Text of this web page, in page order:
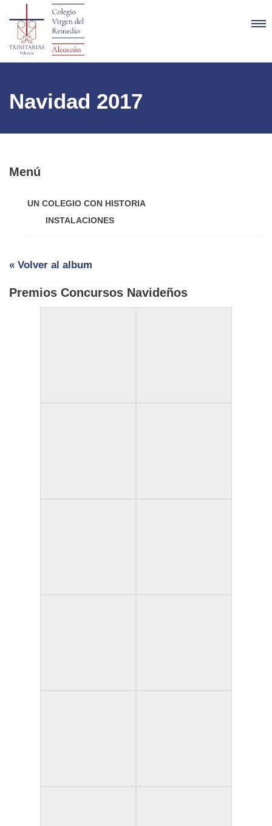
Navidad 2017
Menú
UN COLEGIO CON HISTORIA
INSTALACIONES
« Volver al album
Premios Concursos Navideños